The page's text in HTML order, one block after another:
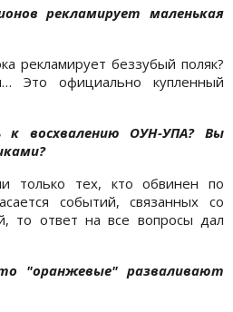
рекламирует маленькая
рекламирует беззубый поляк?
Это официально купленный
к восхвалению ОУН-УПА? Вы
только тех, кто обвинен по
событий, связанных со
то ответ на все вопросы дал
"оранжевые" разваливают